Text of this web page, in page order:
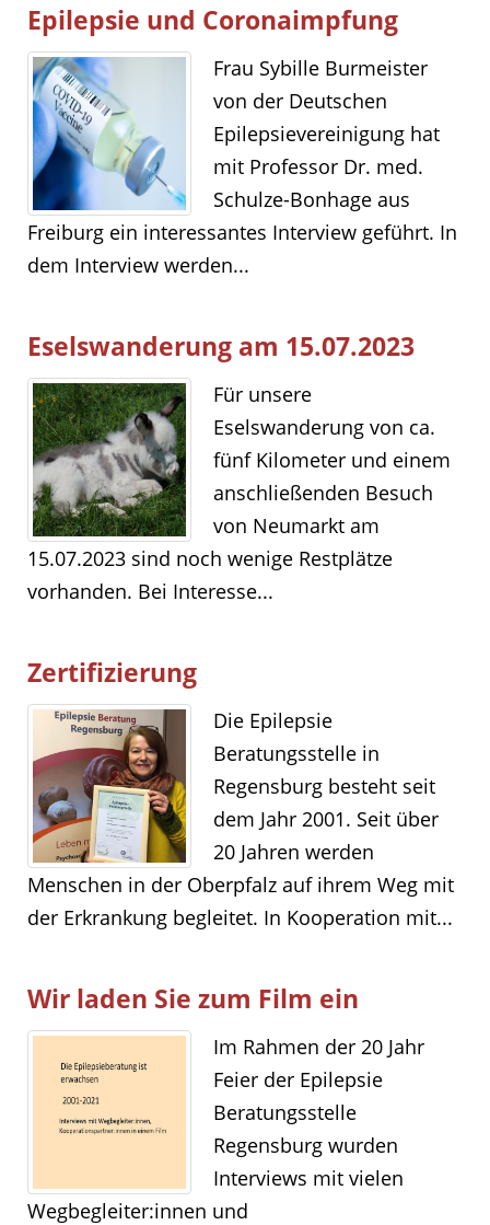
Epilepsie und Coronaimpfung
Frau Sybille Burmeister
von der Deutschen
Epilepsievereinigung hat
mit Professor Dr. med.
Schulze-Bonhage aus
Freiburg ein interessantes Interview geführt. In
dem Interview werden...
Eselswanderung am 15.07.2023
Für unsere
Eselswanderung von ca.
fünf Kilometer und einem
anschließenden Besuch
von Neumarkt am
15.07.2023 sind noch wenige Restplätze
vorhanden. Bei Interesse...
Zertifizierung
Die Epilepsie
Beratungsstelle in
Regensburg besteht seit
dem Jahr 2001. Seit über
20 Jahren werden
Menschen in der Oberpfalz auf ihrem Weg mit
der Erkrankung begleitet. In Kooperation mit...
Wir laden Sie zum Film ein
Im Rahmen der 20 Jahr
Feier der Epilepsie
Beratungsstelle
Regensburg wurden
Interviews mit vielen
Wegbegleiter:innen und